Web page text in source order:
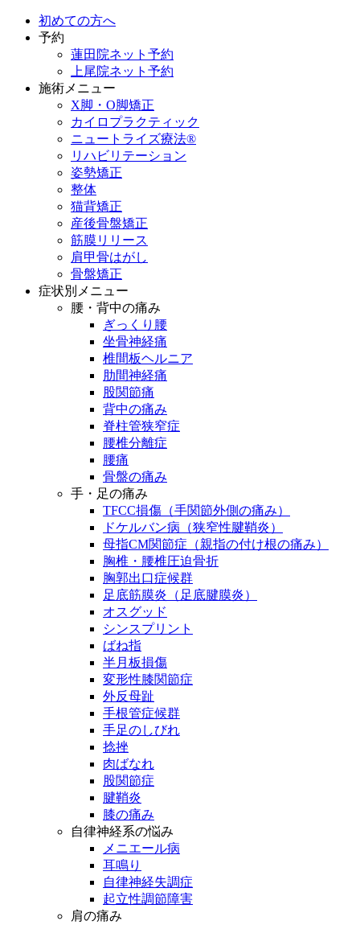
初めての方へ
予約
蓮田院ネット予約
上尾院ネット予約
施術メニュー
X脚・O脚矯正
カイロプラクティック
ニュートライズ療法®
リハビリテーション
姿勢矯正
整体
猫背矯正
産後骨盤矯正
筋膜リリース
肩甲骨はがし
骨盤矯正
症状別メニュー
腰・背中の痛み
ぎっくり腰
坐骨神経痛
椎間板ヘルニア
肋間神経痛
股関節痛
背中の痛み
脊柱管狭窄症
腰椎分離症
腰痛
骨盤の痛み
手・足の痛み
TFCC損傷（手関節外側の痛み）
ドケルバン病（狭窄性腱鞘炎）
母指CM関節症（親指の付け根の痛み）
胸椎・腰椎圧迫骨折
胸郭出口症候群
足底筋膜炎（足底腱膜炎）
オスグッド
シンスプリント
ばね指
半月板損傷
変形性膝関節症
外反母趾
手根管症候群
手足のしびれ
捻挫
肉ばなれ
股関節症
腱鞘炎
膝の痛み
自律神経系の悩み
メニエール病
耳鳴り
自律神経失調症
起立性調節障害
肩の痛み